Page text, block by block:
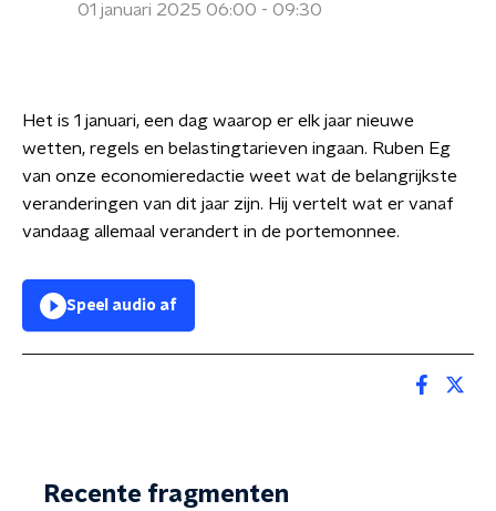
01 januari 2025 06:00 - 09:30
Het is 1 januari, een dag waarop er elk jaar nieuwe
wetten, regels en belastingtarieven ingaan. Ruben Eg
van onze economieredactie weet wat de belangrijkste
veranderingen van dit jaar zijn. Hij vertelt wat er vanaf
vandaag allemaal verandert in de portemonnee.
Speel audio af
Recente fragmenten